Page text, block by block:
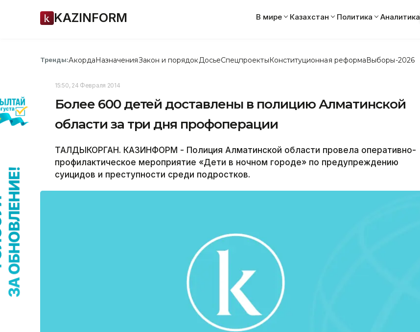
KAZINFORM В мире Казахстан Политика Аналитика
Тренды:АкордаНазначенияЗакон и порядок ДосьеСпецпроектыКонституционная реформаВыборы-2026
15:50, 24 Февраля 2014
Более 600 детей доставлены в полицию Алматинской
области за три дня профоперации
ТАЛДЫКОРГАН. КАЗИНФОРМ - Полиция Алматинской области провела оперативно-
профилактическое мероприятие «Дети в ночном городе» по предупреждению
суицидов и преступности среди подростков.